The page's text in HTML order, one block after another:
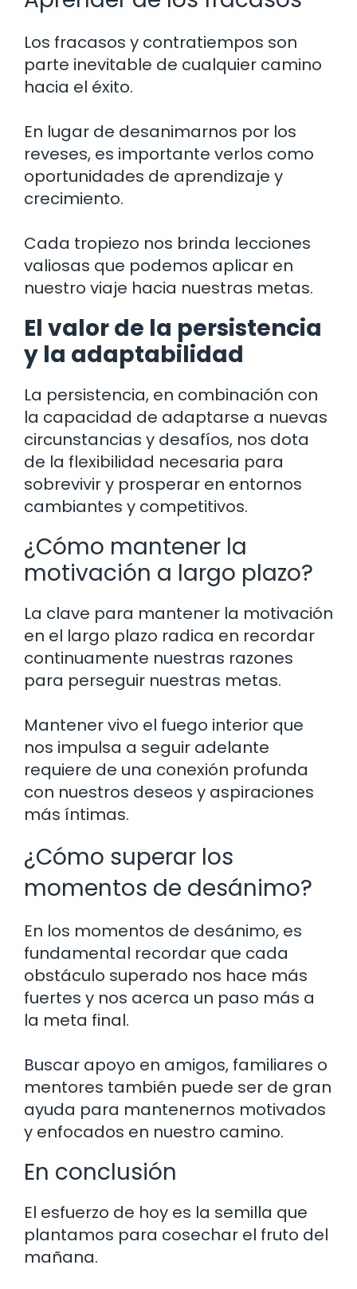
Los fracasos y contratiempos son
parte inevitable de cualquier camino
hacia el éxito.
En lugar de desanimarnos por los
reveses, es importante verlos como
oportunidades de aprendizaje y
crecimiento.
Cada tropiezo nos brinda lecciones
valiosas que podemos aplicar en
nuestro viaje hacia nuestras metas.
El valor de la persistencia
y la adaptabilidad
La persistencia, en combinación con
la capacidad de adaptarse a nuevas
circunstancias y desafíos, nos dota
de la flexibilidad necesaria para
sobrevivir y prosperar en entornos
cambiantes y competitivos.
¿Cómo mantener la
motivación a largo plazo?
La clave para mantener la motivación
en el largo plazo radica en recordar
continuamente nuestras razones
para perseguir nuestras metas.
Mantener vivo el fuego interior que
nos impulsa a seguir adelante
requiere de una conexión profunda
con nuestros deseos y aspiraciones
más íntimas.
¿Cómo superar los
momentos de desánimo?
En los momentos de desánimo, es
fundamental recordar que cada
obstáculo superado nos hace más
fuertes y nos acerca un paso más a
la meta final.
Buscar apoyo en amigos, familiares o
mentores también puede ser de gran
ayuda para mantenernos motivados
y enfocados en nuestro camino.
En conclusión
El esfuerzo de hoy es la semilla que
plantamos para cosechar el fruto del
mañana.